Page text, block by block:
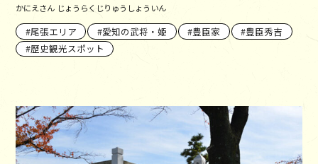
かにえさん じょうらくじりゅうしょういん
尾張エリア 愛知の武将・姫 豊臣家
豊臣秀吉
歴史観光スポット